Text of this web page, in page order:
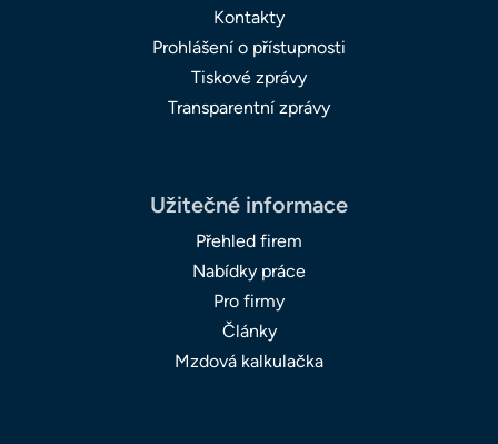
Kontakty
Prohlášení o přístupnosti
Tiskové zprávy
Transparentní zprávy
Užitečné informace
Přehled firem
Nabídky práce
Pro firmy
Články
Mzdová kalkulačka